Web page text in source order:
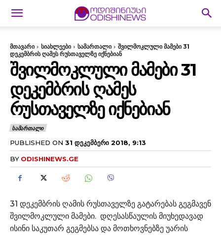
მთავარი სიახლეები სამართალი
შვილმოკლული მამები 31
დეკემბრის ღამეს რუსთაველზე იქნებიან
ᲨᲕᲘᲚᲛᲝᲙᲚᲣᲚᲘ ᲛᲐᲛᲔᲑᲘ 31
ᲓᲔᲙᲔᲛᲑᲠᲘᲡ ᲦᲐᲛᲔᲡ
ᲠᲣᲡᲗᲐᲕᲔᲚᲖᲔ ᲘᲥᲜᲔᲑᲘᲐᲜ
ᲡᲐᲛᲐᲠᲗᲐᲚᲘ
PUBLISHED ON 31 ᲓᲔᲙᲔᲛᲑᲔᲠᲘ 2018, 9:13
BY ODISHINEWS.GE
31 დეკემბრის ღამის რუსთაველზე გატარებას გეგმავენ
შვილმოკლული მამები. დღესასწაულის მიუხედავად
ისინი საკუთარ გეგმებსა და მოთხოვნებზე უარის